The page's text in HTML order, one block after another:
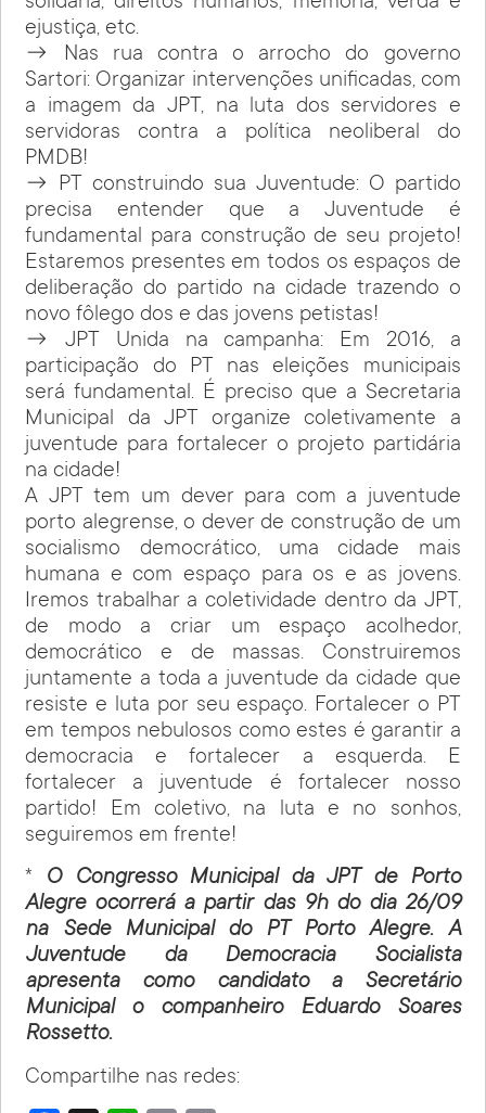
ejustiça, etc.
→ Nas rua contra o arrocho do governo
Sartori: Organizar intervenções unificadas, com
a imagem da JPT, na luta dos servidores e
servidoras contra a política neoliberal do
PMDB!
→ PT construindo sua Juventude: O partido
precisa entender que a Juventude é
fundamental para construção de seu projeto!
Estaremos presentes em todos os espaços de
deliberação do partido na cidade trazendo o
novo fôlego dos e das jovens petistas!
→ JPT Unida na campanha: Em 2016, a
participação do PT nas eleições municipais
será fundamental. É preciso que a Secretaria
Municipal da JPT organize coletivamente a
juventude para fortalecer o projeto partidária
na cidade!
A JPT tem um dever para com a juventude
porto alegrense, o dever de construção de um
socialismo democrático, uma cidade mais
humana e com espaço para os e as jovens.
Iremos trabalhar a coletividade dentro da JPT,
de modo a criar um espaço acolhedor,
democrático e de massas. Construiremos
juntamente a toda a juventude da cidade que
resiste e luta por seu espaço. Fortalecer o PT
em tempos nebulosos como estes é garantir a
democracia e fortalecer a esquerda. E
fortalecer a juventude é fortalecer nosso
partido! Em coletivo, na luta e no sonhos,
seguiremos em frente!
* O Congresso Municipal da JPT de Porto
Alegre ocorrerá a partir das 9h do dia 26/09
na Sede Municipal do PT Porto Alegre. A
Juventude da Democracia Socialista
apresenta como candidato a Secretário
Municipal o companheiro Eduardo Soares
Rossetto.
Compartilhe nas redes: